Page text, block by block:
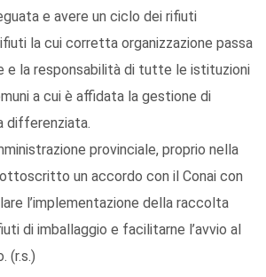
e avere un ciclo dei rifiuti
la cui corretta organizzazione passa
e la responsabilità di tutte le istituzioni
a cui è affidata la gestione di
differenziata.
provinciale, proprio nella
un accordo con il Conai con
l’implementazione della raccolta
di imballaggio e facilitarne l’avvio al
(r.s.)